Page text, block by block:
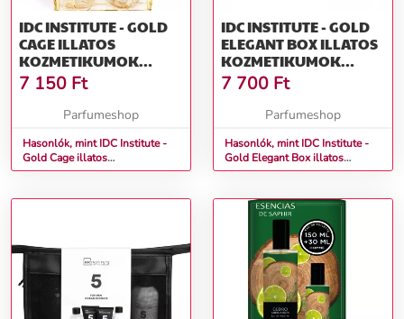
IDC INSTITUTE - GOLD
CAGE ILLATOS
KOZMETIKUMOK
KOZMETIKAI
AJÁNDÉKCSOMAG 5
TERMÉKBŐL
7 150 Ft
Parfumeshop
Hasonlók, mint IDC Institute -
Gold Cage illatos
kozmetikumok Kozmetikai
IDC INSTITUTE - GOLD
ELEGANT BOX ILLATOS
KOZMETIKUMOK
KOZMETIKAI
AJÁNDÉKCSOMAG 4
TERMÉKBŐL
7 700 Ft
Parfumeshop
Hasonlók, mint IDC Institute -
Gold Elegant Box illatos
kozmetikumok Kozmetikai